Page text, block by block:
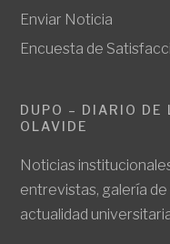
Enviar Noticia
Encuesta de
DUPO – DIARIO DE
OLAVIDE
Noticias
entrevistas, galería
actualidad